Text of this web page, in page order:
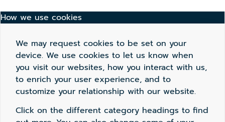
How we use cookies
We may request cookies to be set on your
device. We use cookies to let us know when
you visit our websites, how you interact with us,
to enrich your user experience, and to
customize your relationship with our website.
Click on the different category headings to find